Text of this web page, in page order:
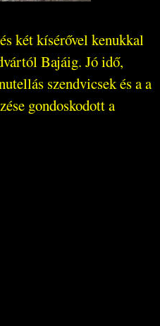
két kísérővel kenukkal
Bajáig. Jó idő,
szendvicsek és a a
gondoskodott a